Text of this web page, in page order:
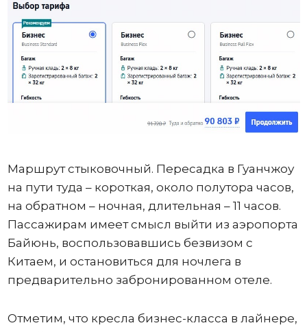
Маршрут стыковочный. Пересадка в Гуанчжоу
на пути туда – короткая, около полутора часов,
на обратном – ночная, длительная – 11 часов.
Пассажирам имеет смысл выйти из аэропорта
Байюнь, воспользовавшись безвизом с
Китаем, и остановиться для ночлега в
предварительно забронированном отеле.
Отметим, что кресла бизнес-класса в лайнере,